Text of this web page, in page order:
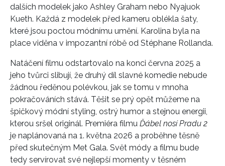
dalších modelek jako Ashley Graham nebo Nyajuok
Kueth. Každá z modelek před kameru oblékla šaty,
které jsou poctou módnímu umění. Karolina byla na
place viděna v impozantní róbě od Stéphane Rollanda.
Natáčení filmu odstartovalo na konci června 2025 a
jeho tvůrci slibují, že druhý díl slavné komedie nebude
žádnou ředěnou polévkou, jak se tomu v mnoha
pokračováních stává. Těšit se prý opět můžeme na
špičkový módní styling, ostrý humor a stejnou energii,
kterou sršel originál. Premiéra filmu Ďábel nosí Pradu 2
je naplánovaná na 1. května 2026 a proběhne těsně
před skutečným Met Gala. Svět módy a filmu bude
tedy servírovat své nejlepší momenty v těsném